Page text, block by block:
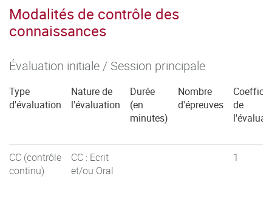
Modalités de contrôle des
connaissances
Évaluation initiale / Session principale
Type
d'évaluation
Nature de
l'évaluation
Durée
(en
minutes)
Nombre
d'épreuves
de
CC (contrôle
continu)
CC : Ecrit
et/ou Oral
1